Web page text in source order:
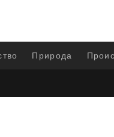
Природа